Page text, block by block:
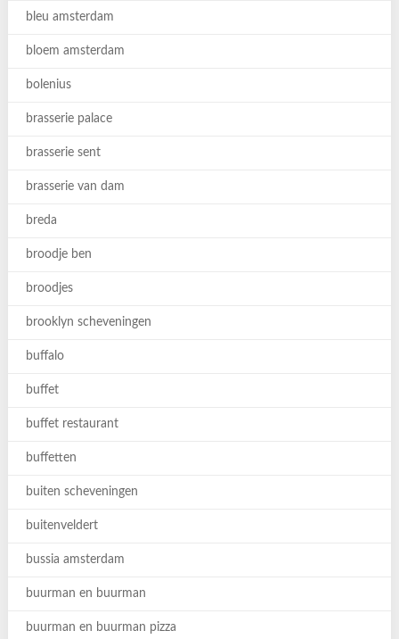
bleu amsterdam
bloem amsterdam
bolenius
brasserie palace
brasserie sent
brasserie van dam
breda
broodje ben
broodjes
brooklyn scheveningen
buffalo
buffet
buffet restaurant
buffetten
buiten scheveningen
buitenveldert
bussia amsterdam
buurman en buurman
buurman en buurman pizza